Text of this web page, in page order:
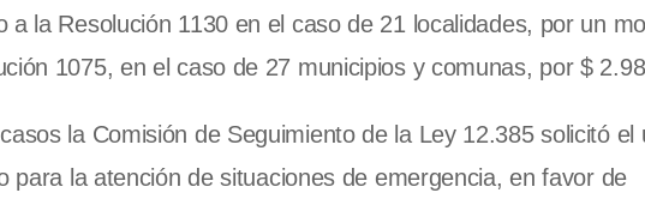
la Resolución 1130 en el caso de 21 localidades, por un
1075, en el caso de 27 municipios y comunas, por $
la Comisión de Seguimiento de la Ley 12.385 solicitó el
para la atención de situaciones de emergencia, en favor de